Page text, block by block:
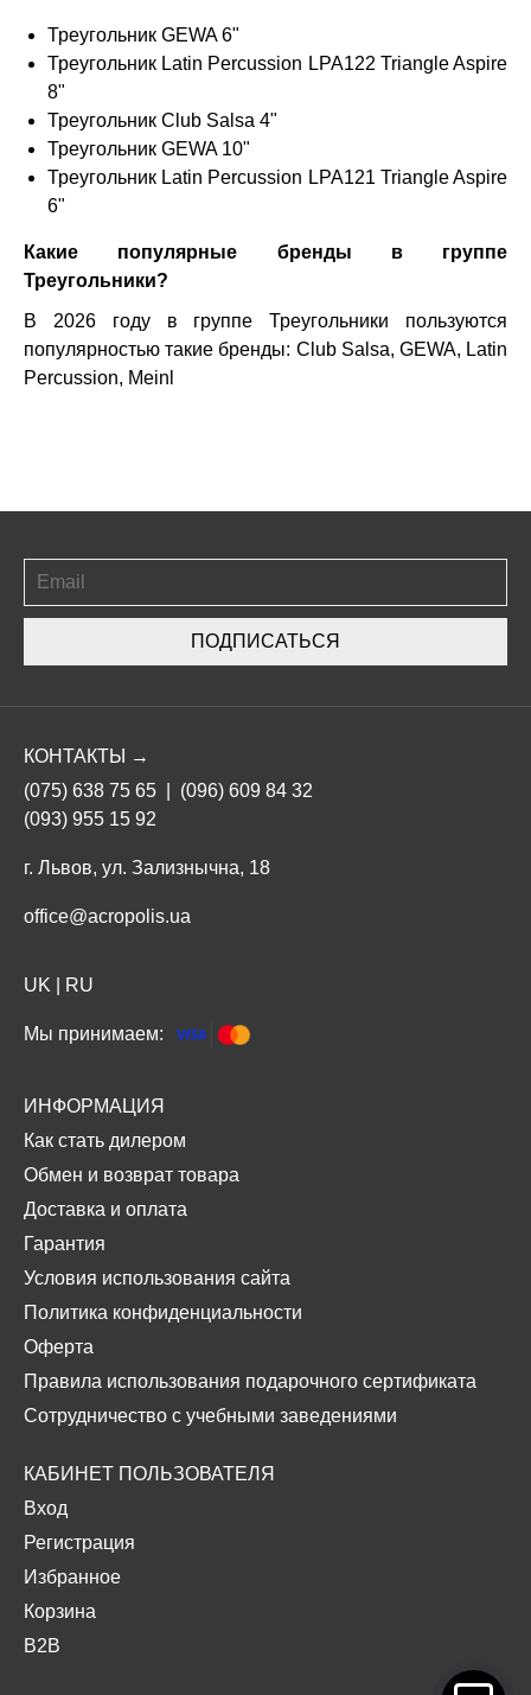
Треугольник GEWA 6"
Треугольник Latin Percussion LPA122 Triangle Aspire
8"
Треугольник Club Salsa 4"
Треугольник GEWA 10"
Треугольник Latin Percussion LPA121 Triangle Aspire
6"
Какие популярные бренды в группе
Треугольники?
В 2026 году в группе Треугольники пользуются
популярностью такие бренды: Club Salsa, GEWA, Latin
Percussion, Meinl
ПОДПИСАТЬСЯ
КОНТАКТЫ →
(075) 638 75 65
(096) 609 84 32
(093) 955 15 92
г. Львов, ул. Зализнычна, 18
office@acropolis.ua
UK RU
Мы принимаем:
ИНФОРМАЦИЯ
Как стать дилером
Обмен и возврат товара
Доставка и оплата
Гарантия
Условия использования сайта
Политика конфиденциальности
Оферта
Правила использования подарочного сертификата
Сотрудничество с учебными заведениями
КАБИНЕТ ПОЛЬЗОВАТЕЛЯ
Вход
Регистрация
Избранное
Корзина
B2B